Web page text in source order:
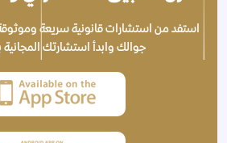
استفد من استشارات قانونية سريعة
جوالك وابدأ استشارتك